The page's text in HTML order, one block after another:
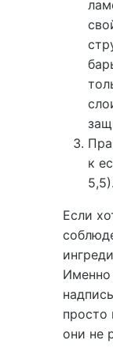
к
5,5).
Если
просто
они не